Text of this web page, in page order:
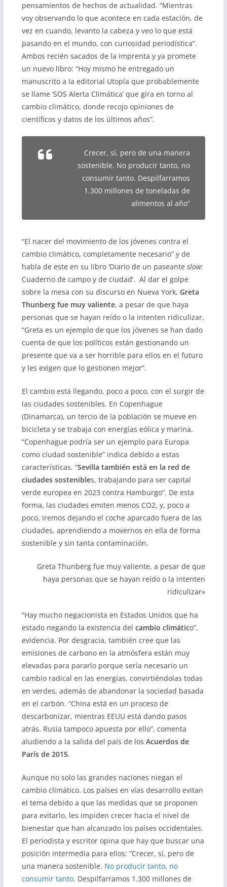
pensamientos de hechos de actualidad. “Mientras
voy observando lo que acontece en cada estación, de
vez en cuando, levanto la cabeza y veo lo que está
pasando en el mundo, con curiosidad periodística”.
Ambos recién sacados de la imprenta y ya promete
un nuevo libro: “Hoy mismo he entregado un
manuscrito a la editorial Utopía que probablemente
se llame ‘SOS Alerta Climática’ que gira en torno al
cambio climático, donde recojo opiniones de
científicos y datos de los últimos años”.
Crecer, sí, pero de una manera
sostenible. No producir tanto, no
consumir tanto. Despilfarramos
1.300 millones de toneladas de
alimentos al año”
“El nacer del movimiento de los jóvenes contra el
cambio climático, completamente necesario” y de
habla de este en su libro ‘Diario de un paseante slow:
Cuaderno de campo y de ciudad’. Al dar el golpe
sobre la mesa con su discurso en Nueva York, Greta
Thunberg fue muy valiente, a pesar de que haya
personas que se hayan reído o la intenten ridiculizar,
“Greta es un ejemplo de que los jóvenes se han dado
cuenta de que los políticos están gestionando un
presente que va a ser horrible para ellos en el futuro
y les exigen que lo gestionen mejor”.
El cambio está llegando, poco a poco, con el surgir de
las ciudades sostenibles. En Copenhague
(Dinamarca), un tercio de la población se mueve en
bicicleta y se trabaja con energías eólica y marina.
“Copenhague podría ser un ejemplo para Europa
como ciudad sostenible” indica debido a estas
características. “Sevilla también está en la red de
ciudades sostenibles, trabajando para ser capital
verde europea en 2023 contra Hamburgo”. De esta
forma, las ciudades emiten menos CO2, y, poco a
poco, iremos dejando el coche aparcado fuera de las
ciudades, aprendiendo a movernos en ella de forma
sostenible y sin tanta contaminación.
Greta Thunberg fue muy valiente, a pesar de que
haya personas que se hayan reído o la intenten
ridiculizar»
“Hay mucho negacionista en Estados Unidos que ha
estado negando la existencia del cambio climático”,
evidencia. Por desgracia, también cree que las
emisiones de carbono en la atmósfera están muy
elevadas para pararlo porque sería necesario un
cambio radical en las energías, convirtiéndolas todas
en verdes, además de abandonar la sociedad basada
en el carbón. “China está en un proceso de
descarbonizar, mientras EEUU está dando pasos
atrás. Rusia tampoco apuesta por ello”, comenta
aludiendo a la salida del país de los Acuerdos de
París de 2015.
Aunque no solo las grandes naciones niegan el
cambio climático. Los países en vías desarrollo evitan
el tema debido a que las medidas que se proponen
para evitarlo, les impiden crecer hacia el nivel de
bienestar que han alcanzado los países occidentales.
El periodista y escritor opina que hay que buscar una
posición intermedia para ellos: “Crecer, sí, pero de
una manera sostenible. No producir tanto, no
consumir tanto. Despilfarramos 1.300 millones de